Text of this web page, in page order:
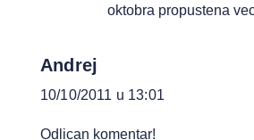
oktobra propustena
Andrej
10/10/2011 u 13:01
Odlican komentar!